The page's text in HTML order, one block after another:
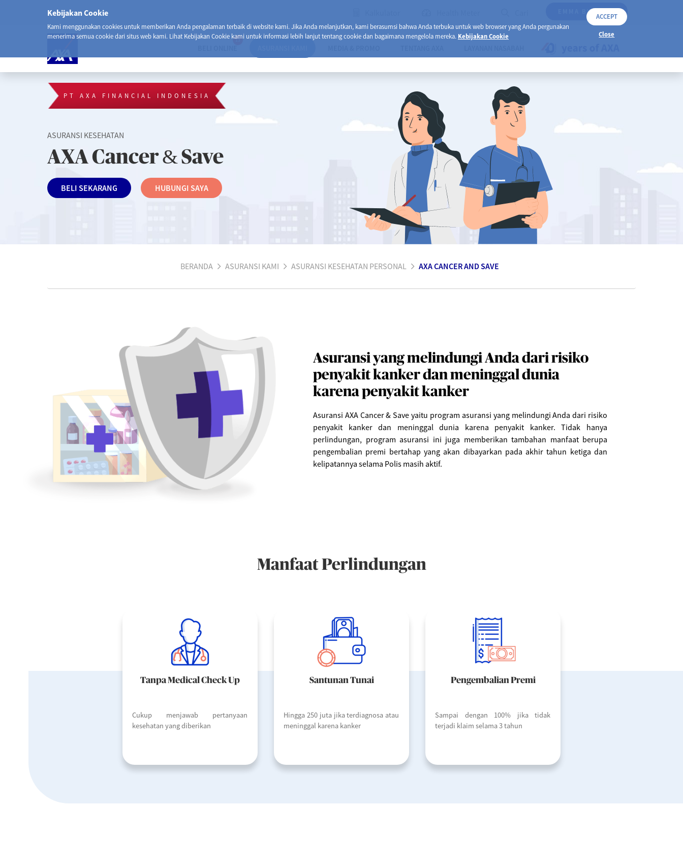
Kebijakan Cookie
Kami menggunakan cookies untuk memberikan Anda pengalaman terbaik di website kami. Jika Anda melanjutkan, kami berasumsi bahwa Anda terbuka untuk web browser yang Anda pergunakan
menerima semua cookie dari situs web kami. Lihat Kebijakan Cookie kami untuk informasi lebih lanjut tentang cookie dan bagaimana mengelola mereka. Kebijakan Cookie
ACCEPT
Close
EMMA BY AXA
13
PT AXA FINANCIAL INDONESIA
ASURANSI KESEHATAN
AXA Cancer & Save
BELI SEKARANG HUBUNGI SAYA
BERANDA ASURANSI KAMI ASURANSI KESEHATAN PERSONAL AXA CANCER AND SAVE
Asuransi yang melindungi Anda dari risiko
penyakit kanker dan meninggal dunia
karena penyakit kanker
Asuransi AXA Cancer & Save yaitu program asuransi yang melindungi Anda dari risiko
penyakit kanker dan meninggal dunia karena penyakit kanker. Tidak hanya
perlindungan, program asuransi ini juga memberikan tambahan manfaat berupa
pengembalian premi bertahap yang akan dibayarkan pada akhir tahun ketiga dan
kelipatannya selama Polis masih aktif.
Manfaat Perlindungan
Tanpa Medical Check Up
Cukup menjawab pertanyaan
kesehatan yang diberikan
Santunan Tunai
Hingga 250 juta jika terdiagnosa atau
meninggal karena kanker
Pengembalian Premi
Sampai dengan 100% jika tidak
terjadi klaim selama 3 tahun